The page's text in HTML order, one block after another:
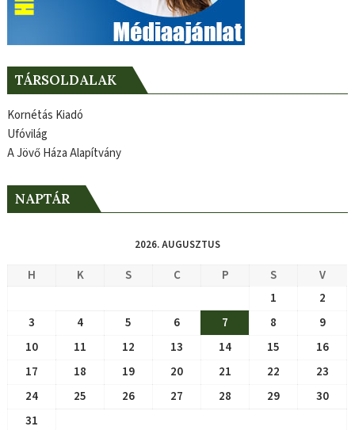
TÁRSOLDALAK
Kornétás Kiadó
Ufóvilág
A Jövő Háza Alapítvány
NAPTÁR
2026. AUGUSZTUS
H K S C P S
V
1
2
3
4 5 6 7 8
9
10
11 12 13 14 15
16
17
18 19 20 21 22
23
24
25 26 27 28 29
30
31